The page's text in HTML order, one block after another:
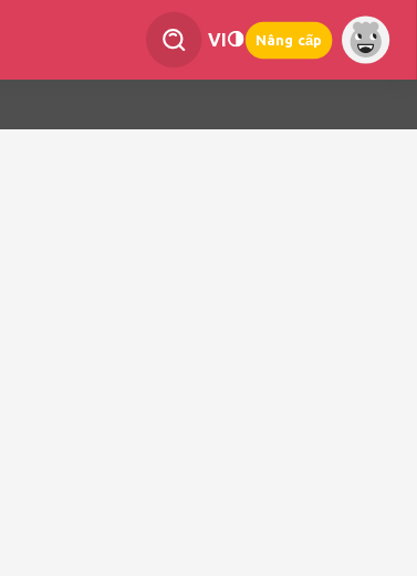
VI Nâng cấp